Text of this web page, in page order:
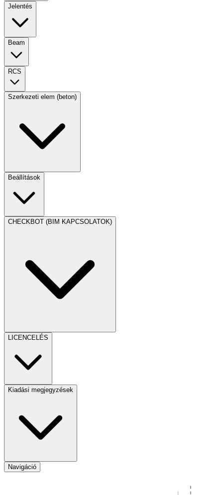
Jelentés
Beam
RCS
Szerkezeti elem (beton)
Beállítások
CHECKBOT (BIM KAPCSOLATOK)
LICENCELÉS
Kiadási megjegyzések
Navigáció